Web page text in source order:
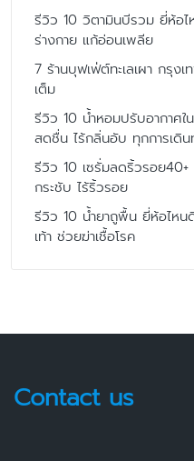
รีวิว 10 วิตามินบีรวม ยี่ห้อ
ร่างกาย แก้อ่อนเพลีย
7 ร้านบุฟเฟ่ต์ทะเลเผา กรุ
เต็ม
รีวิว 10 น้ำหอมปรับอากาศ
สดชื่น ไร้กลิ่นอับ ทุกการเดิน
รีวิว 10 เซรั่มลดริ้วรอย
กระชับ ไร้ริ้วรอย
รีวิว 10 น้ำยาถูพื้น ยี่ห้อไห
เท้า ช่วยฆ่าเชื้อโรค
Contact us